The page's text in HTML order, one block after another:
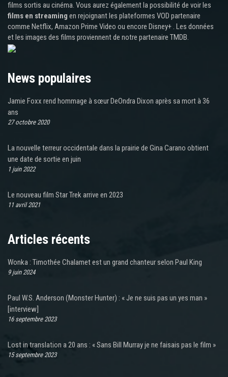
films sortis au cinéma. Vous aurez également la possibilité de voir les
films en streaming en rejoignant les plateformes VOD partenaire
comme Netflix, Amazon Prime Video ou encore Disney+ . Les données
et les images des films proviennent de notre partenaire TMDB.
News populaires
Jamie Foxx rend hommage à sœur DeOndra Dixon après sa mort à 36
ans
27 octobre 2020
La nouvelle terreur occidentale dans la prairie de Gina Carano obtient
une date de sortie en juin
1 juin 2022
Le nouveau film Star Trek arrive en 2023
11 avril 2021
Articles récents
Wonka : Timothée Chalamet est un grand chanteur selon Paul King
9 juin 2024
Paul W.S. Anderson (Monster Hunter) : « Je ne suis pas un yes man »
[interview]
16 septembre 2023
Lost in translation a 20 ans : « Sans Bill Murray je ne faisais pas le film »
15 septembre 2023